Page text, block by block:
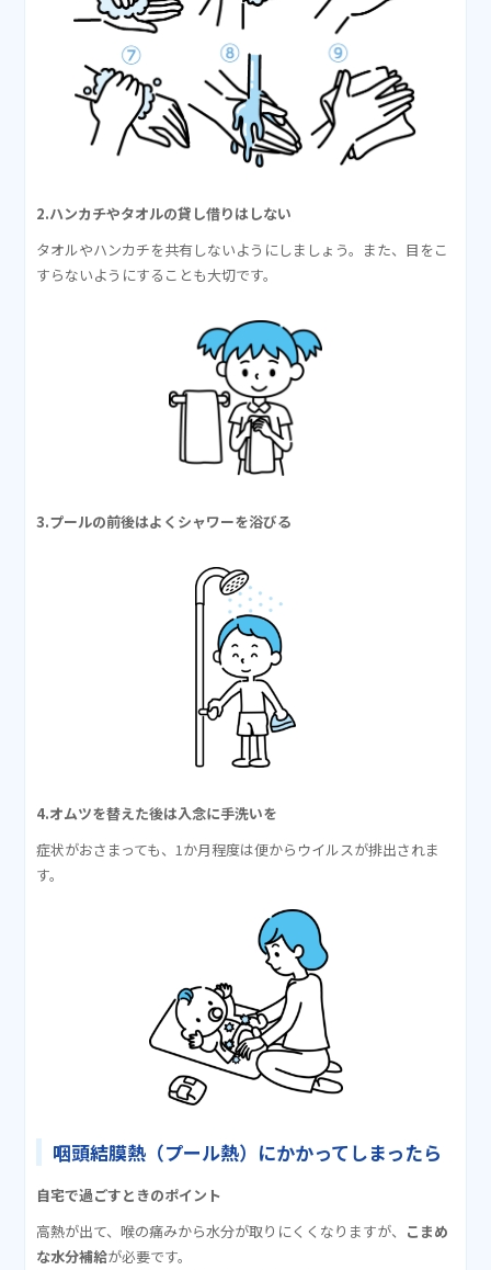
2.ハンカチやタオルの貸し借りはしない
タオルやハンカチを共有しないようにしましょう。また、目をこ
すらないようにすることも大切です。
3.プールの前後はよくシャワーを浴びる
4.オムツを替えた後は入念に手洗いを
症状がおさまっても、1か月程度は便からウイルスが排出されま
す。
咽頭結膜熱（プール熱）にかかってしまったら
自宅で過ごすときのポイント
高熱が出て、喉の痛みから水分が取りにくくなりますが、 こまめ
な水分補給が必要です。